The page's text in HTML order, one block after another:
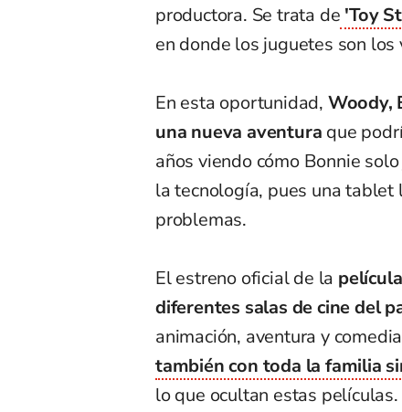
productora. Se trata de 'Toy
en donde los juguetes son
En esta oportunidad, Woody,
una nueva aventura que
años viendo cómo Bonnie
la tecnología, pues una tablet
problemas.
El estreno oficial de la
diferentes salas de cine del
animación, aventura y
también con toda la familia
lo que ocultan estas películas.